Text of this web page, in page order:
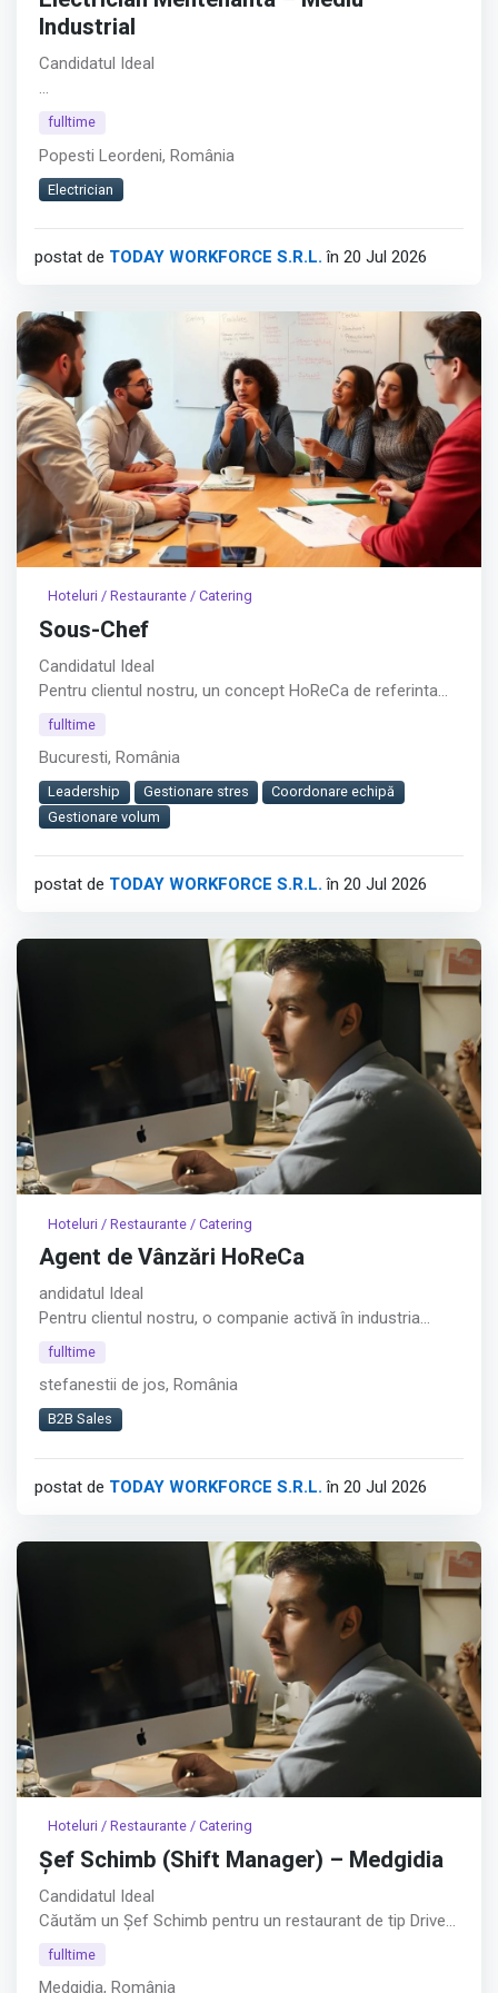
Industrial
Candidatul Ideal
Pentru clientul nostru, companie din zona industriala si
activitati de mentenanta preventiva si interventii electrice
asupra utilajelor si echipamentelor din productie.
Afișează tot
fulltime
Popesti Leordeni, România
Electrician
postat de TODAY WORKFORCE S.R.L. în 20 Jul 2026
Hoteluri / Restaurante / Catering
Sous-Chef
Candidatul Ideal
Pentru clientul nostru, un concept HoReCa de referinta
din Bucuresti – (Piata Presei), recrutam Sous-Chef cu rol
service eficient intr-un mediu cu volum mare de clienti.︇︃︅︎︃︊︉︎​️︀︆︋​︁︁️︀​︋️︎︌​️︊︊︆︅︃︋︋︊︃︌︍
Pozitia contribuie direct la organizarea echipei,
corect gatite si la timp.
fulltime
Bucuresti, România
Leadership Gestionare stres
Coordonare echipă
Gestionare volum
postat de TODAY WORKFORCE S.R.L. în 20 Jul 2026
Hoteluri / Restaurante / Catering
Agent de Vânzări HoReCa
andidatul Ideal
Pentru clientul nostru, o companie activă în industria
alimentară, recrutăm un Agent de Vânzări HoReCa
creșterea vânzărilor în zona restaurantelor, cafenelelor și
altor locații HoReCa din București.︇︃︅︎︃︊︉︎​️︀︆︋​︁︁️︀​︋️︎︌​️︊︊︆︅︃︋︋︊︃︌︍
Afișează tot
fulltime
stefanestii de jos, România
B2B Sales
postat de TODAY WORKFORCE S.R.L. în 20 Jul 2026
Hoteluri / Restaurante / Catering
Șef Schimb (Shift Manager) – Medgidia
Candidatul Ideal
Căutăm un Șef Schimb pentru un restaurant de tip Drive
Thru din Medgidia.︇︃︅︎︃︊︉︎​️︀︆︋​︁︁️︀​︋️︎︌​️︊︊︆︅︃︋︋︊︃︌︍
fulltime
Medgidia, România